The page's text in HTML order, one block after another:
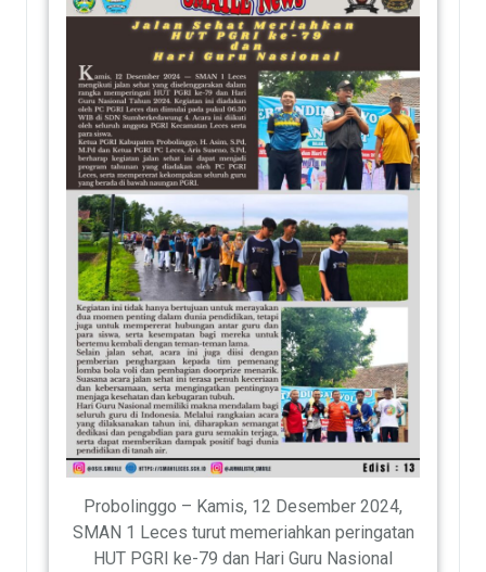
Probolinggo – Kamis, 12 Desember 2024,
SMAN 1 Leces turut memeriahkan peringatan
HUT PGRI ke-79 dan Hari Guru Nasional